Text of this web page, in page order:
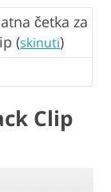
četka za
(skinuti)
Clip